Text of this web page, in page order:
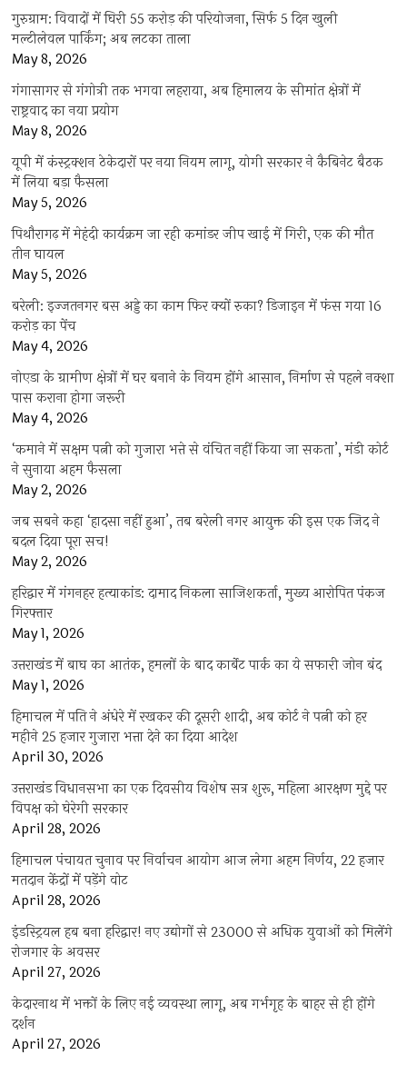
गुरुग्राम: विवादों में घिरी 55 करोड़ की परियोजना, सिर्फ 5 दिन खुली
मल्टीलेवल पार्किंग; अब लटका ताला
May 8, 2026
गंगासागर से गंगोत्री तक भगवा लहराया, अब हिमालय के सीमांत क्षेत्रों में
राष्ट्रवाद का नया प्रयोग
May 8, 2026
यूपी में कंस्ट्रक्शन ठेकेदारों पर नया नियम लागू, योगी सरकार ने कैबिनेट बैठक
में लिया बड़ा फैसला
May 5, 2026
पिथौरागढ़ में मेहंदी कार्यक्रम जा रही कमांडर जीप खाई में गिरी, एक की मौत
तीन घायल
May 5, 2026
बरेली: इज्जतनगर बस अड्डे का काम फिर क्यों रुका? डिजाइन में फंस गया 16
करोड़ का पेंच
May 4, 2026
नोएडा के ग्रामीण क्षेत्रों में घर बनाने के नियम होंगे आसान, निर्माण से पहले नक्शा
पास कराना होगा जरूरी
May 4, 2026
‘कमाने में सक्षम पत्नी को गुजारा भत्ते से वंचित नहीं किया जा सकता’, मंडी कोर्ट
ने सुनाया अहम फैसला
May 2, 2026
जब सबने कहा ‘हादसा नहीं हुआ’, तब बरेली नगर आयुक्त की इस एक जिद ने
बदल दिया पूरा सच!
May 2, 2026
हरिद्वार में गंगनहर हत्याकांड: दामाद निकला साजिशकर्ता, मुख्य आरोपित पंकज
गिरफ्तार
May 1, 2026
उत्तराखंड में बाघ का आतंक, हमलों के बाद कार्बेट पार्क का ये सफारी जोन बंद
May 1, 2026
हिमाचल में पति ने अंधेरे में रखकर की दूसरी शादी, अब कोर्ट ने पत्नी को हर
महीने 25 हजार गुजारा भत्ता देने का दिया आदेश
April 30, 2026
उत्तराखंड विधानसभा का एक दिवसीय विशेष सत्र शुरू, महिला आरक्षण मुद्दे पर
विपक्ष को घेरेगी सरकार
April 28, 2026
हिमाचल पंचायत चुनाव पर निर्वाचन आयोग आज लेगा अहम निर्णय, 22 हजार
मतदान केंद्रों में पड़ेंगे वोट
April 28, 2026
इंडस्ट्रियल हब बना हरिद्वार! नए उद्योगों से 23000 से अधिक युवाओं को मिलेंगे
रोजगार के अवसर
April 27, 2026
केदारनाथ में भक्तों के लिए नई व्यवस्था लागू, अब गर्भगृह के बाहर से ही होंगे
दर्शन
April 27, 2026